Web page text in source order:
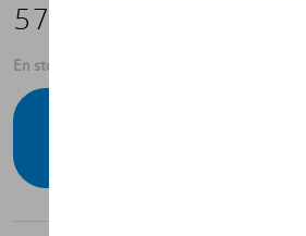
57,00 €
En stock